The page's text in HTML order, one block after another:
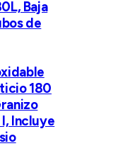
Baja
de
180
Incluye